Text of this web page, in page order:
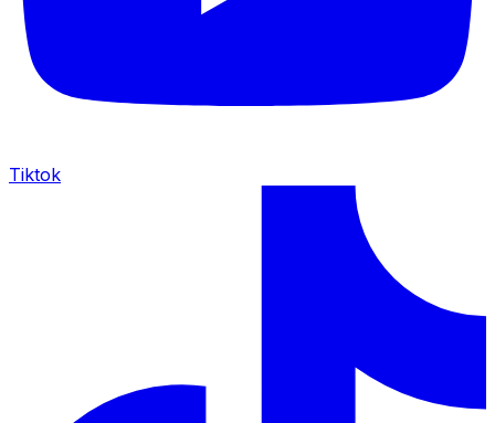
Tiktok